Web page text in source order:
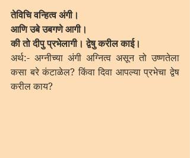
तेविचि वन्हित्व अंगी।
आणि उबे उबगणे आगी।
की तो दीपु प्रभेलागी। द्वेषु करील काई।
अर्थ:- अग्नीच्या अंगी अग्नित्व असून तो उष्णतेला
कसा बरे कंटाळेल? किंवा दिवा आपल्या प्रभेचा द्वेष
करील काय?